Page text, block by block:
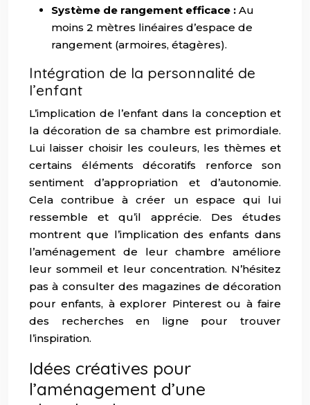
Système de rangement efficace : Au
moins 2 mètres linéaires d’espace de
rangement (armoires, étagères).
Intégration de la personnalité de
l’enfant
L’implication de l’enfant dans la conception et
la décoration de sa chambre est primordiale.
Lui laisser choisir les couleurs, les thèmes et
certains éléments décoratifs renforce son
sentiment d’appropriation et d’autonomie.
Cela contribue à créer un espace qui lui
ressemble et qu’il apprécie. Des études
montrent que l’implication des enfants dans
l’aménagement de leur chambre améliore
leur sommeil et leur concentration. N’hésitez
pas à consulter des magazines de décoration
pour enfants, à explorer Pinterest ou à faire
des recherches en ligne pour trouver
l’inspiration.
Idées créatives pour
l’aménagement d’une